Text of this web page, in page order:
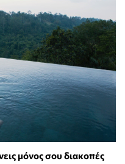
μόνος σου διακοπές